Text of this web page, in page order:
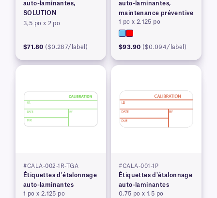
auto-laminantes,
SOLUTION
3,5 po x 2 po
$71.80 ($0.287/label)
auto-laminantes,
maintenance préventive
1 po x 2,125 po
$93.90 ($0.094/label)
#CALA-002-1R-TGA
Étiquettes d'étalonnage
auto-laminantes
1 po x 2,125 po
#CALA-001-1P
Étiquettes d'étalonnage
auto-laminantes
0,75 po x 1,5 po